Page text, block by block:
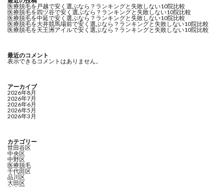
医療脱毛を戸越で安く選ぶなら？ランキングと失敗しない10院比較
医療脱毛を四ツ谷で安く選ぶなら？ランキングと失敗しない10院比較
医療脱毛を中延で安く選ぶなら？ランキングと失敗しない10院比較
医療脱毛を大井競馬場前で安く選ぶなら？ランキングと失敗しない10院比較
医療脱毛を天王洲アイルで安く選ぶなら？ランキングと失敗しない10院比較
最近のコメント
表示できるコメントはありません。
アーカイブ
2026年8月
2026年7月
2026年6月
2026年5月
2026年3月
カテゴリー
世田谷区
中央区
中野区
医療脱毛
千代田区
品川区
大田区